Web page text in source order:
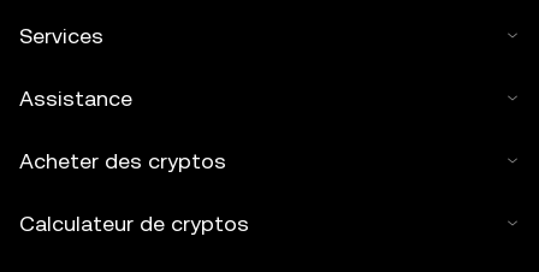
Services
Assistance
Acheter des cryptos
Calculateur de cryptos